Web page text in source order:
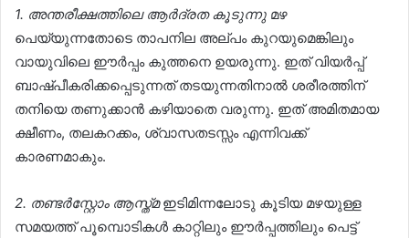
1. അന്തരീക്ഷത്തിലെ ആർദ്രത കൂടുന്നു മഴ
പെയ്യുന്നതോടെ താപനില അല്പം കുറയുമെങ്കിലും
വായുവിലെ ഈർപ്പം കുത്തനെ ഉയരുന്നു. ഇത് വിയർപ്പ്
ബാഷ്പീകരിക്കപ്പെടുന്നത് തടയുന്നതിനാൽ ശരീരത്തിന്
തനിയെ തണുക്കാൻ കഴിയാതെ വരുന്നു. ഇത് അമിതമായ
ക്ഷീണം, തലകറക്കം, ശ്വാസതടസ്സം എന്നിവക്ക്
കാരണമാകും.
2. തണ്ടർസ്റ്റോം ആസ്ത്മഇടിമിന്നലോടു കൂടിയ മഴയുള്ള
സമയത്ത് പൂമ്പൊടികൾ കാറ്റിലും ഈർപ്പത്തിലും പെട്ട്